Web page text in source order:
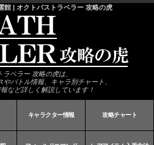
館 | オクトパストラベラー 攻略の虎
ラベラー 攻略の虎は、
バトル情報、キャラ別チャート、
など詳しく解説しています！
キャラクター情報 攻略チャート